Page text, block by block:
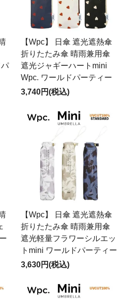
【Wpc】 日傘 遮光遮熱傘
折りたたみ傘 晴雨兼用傘
遮光ジャギーハートmini
Wpc. ワールドパーティー
3,740円(税込)
【Wpc】 日傘 遮光遮熱傘
折りたたみ傘 晴雨兼用傘
遮光軽量フラワーシルエッ
トmini ワールドパーティー
3,630円(税込)